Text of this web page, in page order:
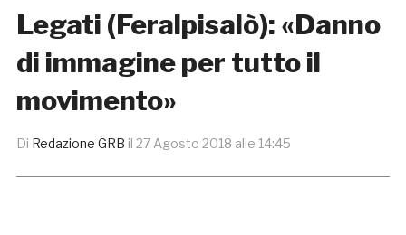
Legati (Feralpisalò): «Danno
di immagine per tutto il
movimento»
Di Redazione GRB il 27 Agosto 2018 alle 14:45